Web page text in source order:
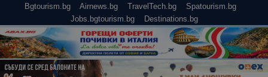
Bgtourism.bg Airnews.bg TravelTech.bg
Spatourism.bg
Jobs.bgtourism.bg
Destinations.bg